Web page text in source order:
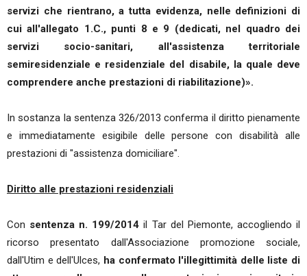
servizi che rientrano, a tutta evidenza, nelle definizioni di
cui all'allegato 1.C., punti 8 e 9 (dedicati, nel quadro dei
servizi socio-sanitari, all'assistenza territoriale
semiresidenziale e residenziale del disabile, la quale deve
comprendere anche prestazioni di riabilitazione)».
In sostanza la sentenza 326/2013 conferma il diritto pienamente
e immediatamente esigibile delle persone con disabilità alle
prestazioni di "assistenza domiciliare".
Diritto alle prestazioni residenziali
Con sentenza n. 199/2014 il Tar del Piemonte, accogliendo il
ricorso presentato dall'Associazione promozione sociale,
dall'Utim e dell'Ulces, ha confermato l'illegittimità delle liste di